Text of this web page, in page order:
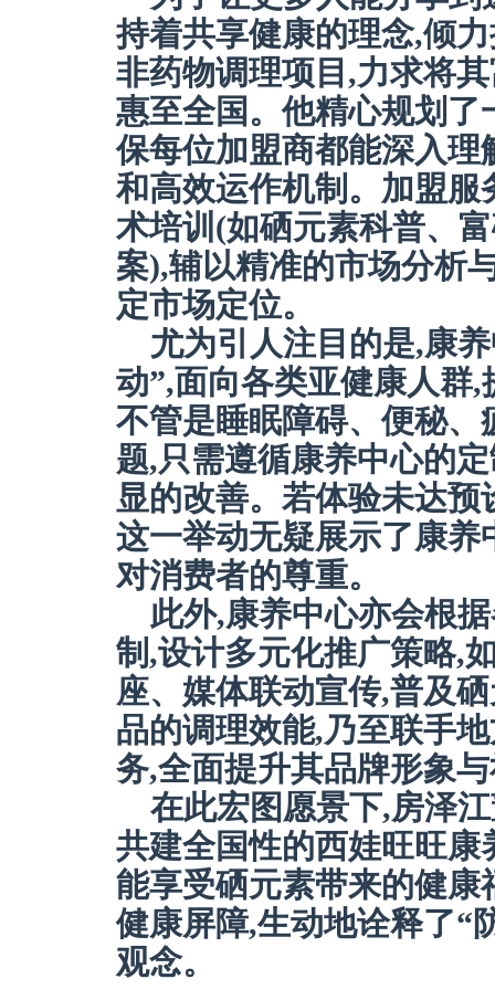
持着共享健康的理念,倾
非药物调理项目,力求将
惠至全国。他精心规划
保每位加盟商都能深入
和高效运作机制。加盟
术培训(如硒元素科普、
案),辅以精准的市场分析
定市场定位。
尤为引人注目的是,康
动”,面向各类亚健康人群
不管是睡眠障碍、便秘
题,只需遵循康养中心的
显的改善。若体验未达
这一举动无疑展示了康
对消费者的尊重。
此外,康养中心亦会根
制,设计多元化推广策略,
座、媒体联动宣传,普及
品的调理效能,乃至联手
务,全面提升其品牌形象
在此宏图愿景下,房泽
共建全国性的西娃旺旺
能享受硒元素带来的健
健康屏障,生动地诠释了“
观念。